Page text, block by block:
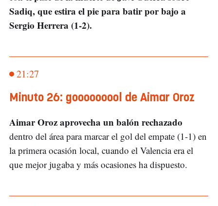
Sadiq, que estira el pie para batir por bajo a
Sergio Herrera (1-2).
21:27
Minuto 26: gooooooool de Aimar Oroz
Aimar Oroz aprovecha un balón rechazado
dentro del área para marcar el gol del empate (1-1) en
la primera ocasión local, cuando el Valencia era el
que mejor jugaba y más ocasiones ha dispuesto.